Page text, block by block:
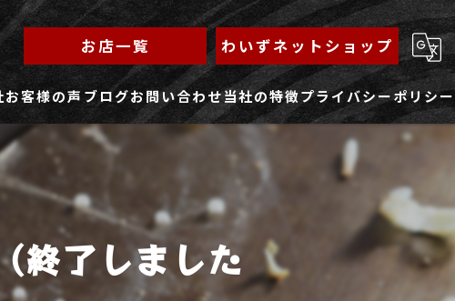
お店一覧 わいずネットショップ
お客様の声 ブログお問い合わせ当社の特徴
もんじゃ
ランチ
焼きそば
鉄板焼き
プライバシーポリシー
終了しました